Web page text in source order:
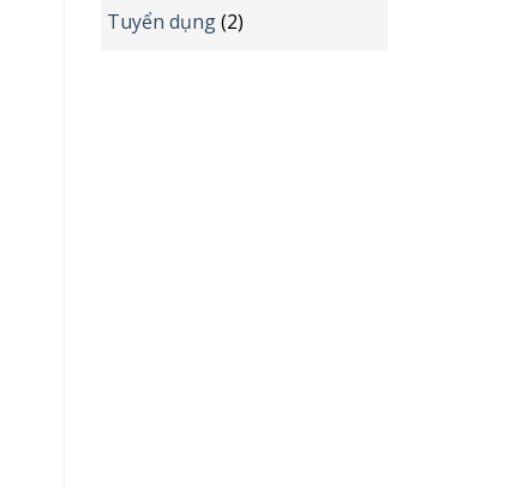
Tuyển dụng(2)